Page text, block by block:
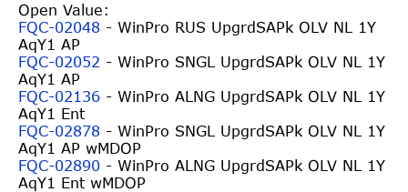
Open Value:
FQC-02048 - WinPro RUS UpgrdSAPk OLV NL 1Y
AqY1 AP
FQC-02052 - WinPro SNGL UpgrdSAPk OLV NL 1Y
AqY1 AP
FQC-02136 - WinPro ALNG UpgrdSAPk OLV NL 1Y
AqY1 Ent
FQC-02878 - WinPro SNGL UpgrdSAPk OLV NL 1Y
AqY1 AP wMDOP
FQC-02890 - WinPro ALNG UpgrdSAPk OLV NL 1Y
AqY1 Ent wMDOP